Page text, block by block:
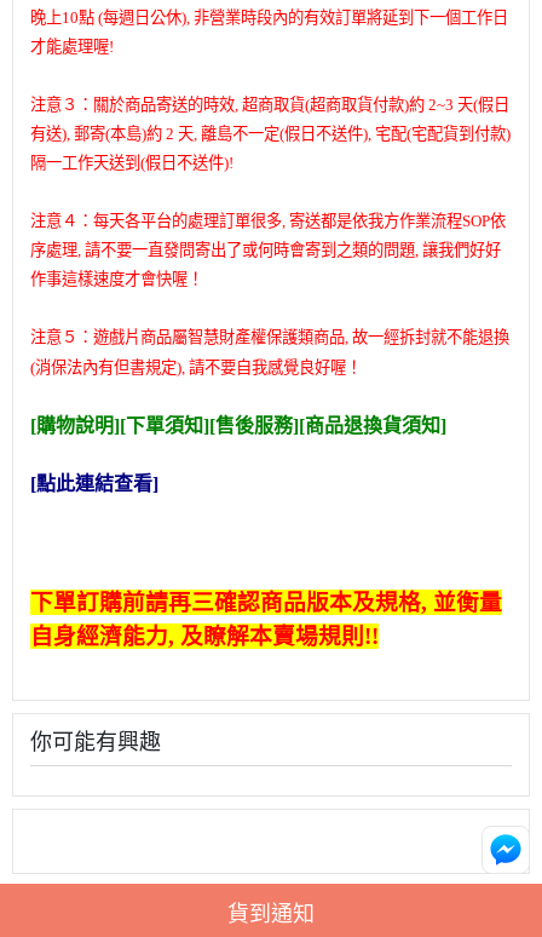
晚上10點 (每週日公休), 非營業時段內的有效訂單將延到下一個工作日
才能處理喔!
注意３：關於商品寄送的時效, 超商取貨(超商取貨付款)約 2~3 天(假日
有送), 郵寄(本島)約 2 天, 離島不一定(假日不送件), 宅配(宅配貨到付款)
隔一工作天送到(假日不送件)!
注意４：每天各平台的處理訂單很多, 寄送都是依我方作業流程SOP依
序處理, 請不要一直發問寄出了或何時會寄到之類的問題, 讓我們好好
作事這樣速度才會快喔！
注意５：遊戲片商品屬智慧財產權保護類商品, 故一經拆封就不能退換
(消保法內有但書規定), 請不要自我感覺良好喔！
[購物說明][下單須知][售後服務][商品退換貨須知]
[點此連結查看]
下單訂購前請再三確認商品版本及規格, 並衡量
自身經濟能力, 及瞭解本賣場規則!!
你可能有興趣
貨到通知